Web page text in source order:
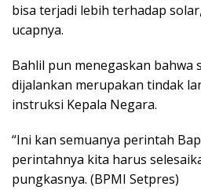
bisa terjadi lebih terhadap
ucapnya.
Bahlil pun menegaskan
dijalankan merupakan tindak
instruksi Kepala Negara.
“Ini kan semuanya perintah
perintahnya kita harus
pungkasnya. (BPMI Setpres)